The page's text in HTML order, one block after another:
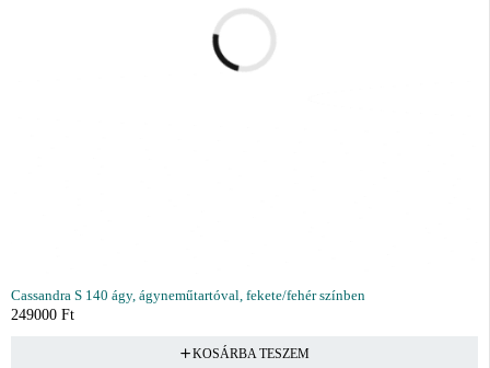
Cassandra S 140 ágy, ágyneműtartóval, fekete/fehér színben
249000 Ft
KOSÁRBA TESZEM